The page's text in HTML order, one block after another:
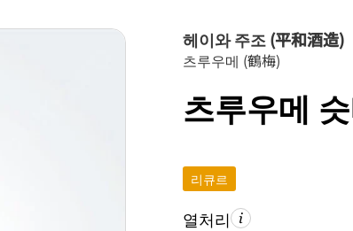
헤이와 주조 (平和酒造)
츠루우메 (鶴梅)
츠루우메
리큐르
열처리